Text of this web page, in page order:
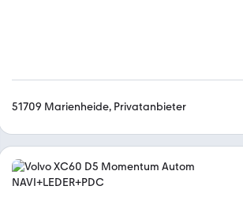
51709 Marienheide, Privatanbieter